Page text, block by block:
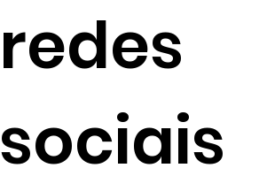
redes
sociais